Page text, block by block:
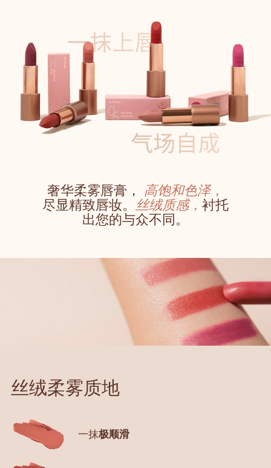
奢华柔雾唇膏， 高饱和色泽，
尽显精致唇妆。
丝绒质感， 衬托
出您的与众不同。
丝绒柔雾质地
一抹极顺滑